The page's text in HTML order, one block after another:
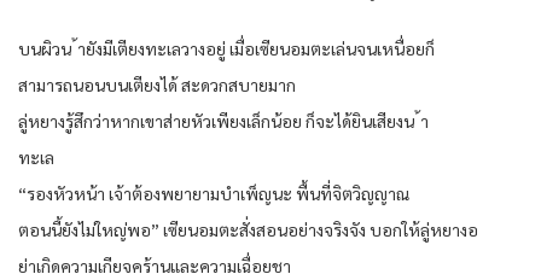
บนผิวน ้ายังมีเตียงทะเลวางอยู่ เมื่อเซียนอมตะเล่นจนเหนื่อยก็
สามารถนอนบนเตียงได้ สะดวกสบายมาก
ลู่หยางรู้สึกว่าหากเขาส่ายหัวเพียงเล็กน้อย ก็จะได้ยินเสียงน ้า
ทะเล
“รองหัวหน้า เจ้าต้องพยายามบำเพ็ญนะ พื้นที่จิตวิญญาณ
ตอนนี้ยังไม่ใหญ่พอ” เซียนอมตะสั่งสอนอย่างจริงจัง บอกให้ลู่หยางอ
ย่าเกิดความเกียจคร้านและความเฉื่อยชา